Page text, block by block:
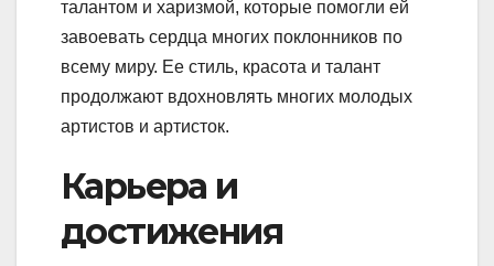
талантом и харизмой, которые помогли ей
завоевать сердца многих поклонников по
всему миру. Ее стиль, красота и талант
продолжают вдохновлять многих молодых
артистов и артисток.
Карьера и
достижения